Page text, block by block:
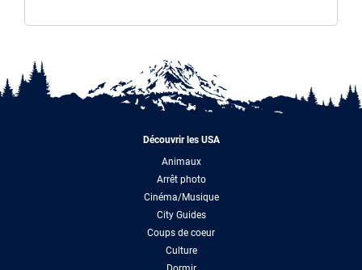
Découvrir les USA
Animaux
Arrêt photo
Cinéma/Musique
City Guides
Coups de coeur
Culture